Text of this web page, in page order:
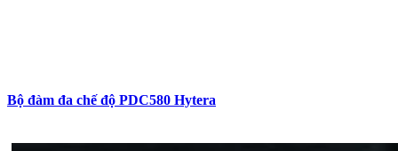
Bộ đàm đa chế độ PDC580 Hytera